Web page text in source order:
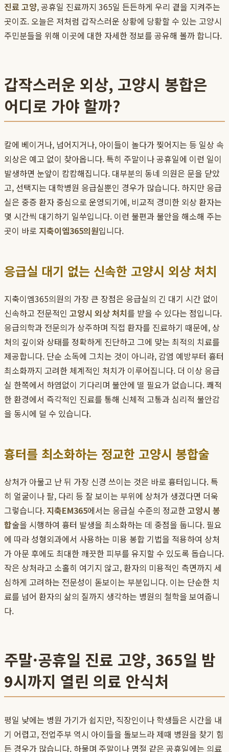
진료 고양, 공휴일 진료까지 365일 든든하게 우리 곁을 지켜주는
곳이죠. 오늘은 저처럼 갑작스러운 상황에 당황할 수 있는 고양시
주민분들을 위해 이곳에 대한 자세한 정보를 공유해 볼까 합니다.
갑작스러운 외상, 고양시 봉합은
어디로 가야 할까?
칼에 베이거나, 넘어지거나, 아이들이 놀다가 찢어지는 등 일상 속
외상은 예고 없이 찾아옵니다. 특히 주말이나 공휴일에 이런 일이
발생하면 눈앞이 캄캄해집니다. 대부분의 동네 의원은 문을 닫았
고, 선택지는 대학병원 응급실뿐인 경우가 많습니다. 하지만 응급
실은 중증 환자 중심으로 운영되기에, 비교적 경미한 외상 환자는
몇 시간씩 대기하기 일쑤입니다. 이런 불편과 불안을 해소해 주는
곳이 바로 지축이엠365의원입니다.
응급실 대기 없는 신속한 고양시 외상 처치
지축이엠365의원의 가장 큰 장점은 응급실의 긴 대기 시간 없이
신속하고 전문적인 고양시 외상 처치를 받을 수 있다는 점입니다.
응급의학과 전문의가 상주하며 직접 환자를 진료하기 때문에, 상
처의 깊이와 상태를 정확하게 진단하고 그에 맞는 최적의 치료를
제공합니다. 단순 소독에 그치는 것이 아니라, 감염 예방부터 흉터
최소화까지 고려한 체계적인 처치가 이루어집니다. 더 이상 응급
실 한쪽에서 하염없이 기다리며 불안에 떨 필요가 없습니다. 쾌적
한 환경에서 즉각적인 진료를 통해 신체적 고통과 심리적 불안감
을 동시에 덜 수 있습니다.
흉터를 최소화하는 정교한 고양시 봉합술
상처가 아물고 난 뒤 가장 신경 쓰이는 것은 바로 흉터입니다. 특
히 얼굴이나 팔, 다리 등 잘 보이는 부위에 상처가 생겼다면 더욱
그렇습니다. 지축EM365에서는 응급실 수준의 정교한고양시 봉
합술을 시행하여 흉터 발생을 최소화하는 데 중점을 둡니다. 필요
에 따라 성형외과에서 사용하는 미용 봉합 기법을 적용하여 상처
가 아문 후에도 최대한 깨끗한 피부를 유지할 수 있도록 돕습니다.
작은 상처라고 소홀히 여기지 않고, 환자의 미용적인 측면까지 세
심하게 고려하는 전문성이 돋보이는 부분입니다. 이는 단순한 치
료를 넘어 환자의 삶의 질까지 생각하는 병원의 철학을 보여줍니
다.
주말·공휴일 진료 고양, 365일 밤
9시까지 열린 의료 안식처
평일 낮에는 병원 가기가 쉽지만, 직장인이나 학생들은 시간을 내
기 어렵고, 전업주부 역시 아이들을 돌보느라 제때 병원을 찾기 힘
든 경우가 많습니다. 하물며 주말이나 명절 같은 공휴일에는 의료